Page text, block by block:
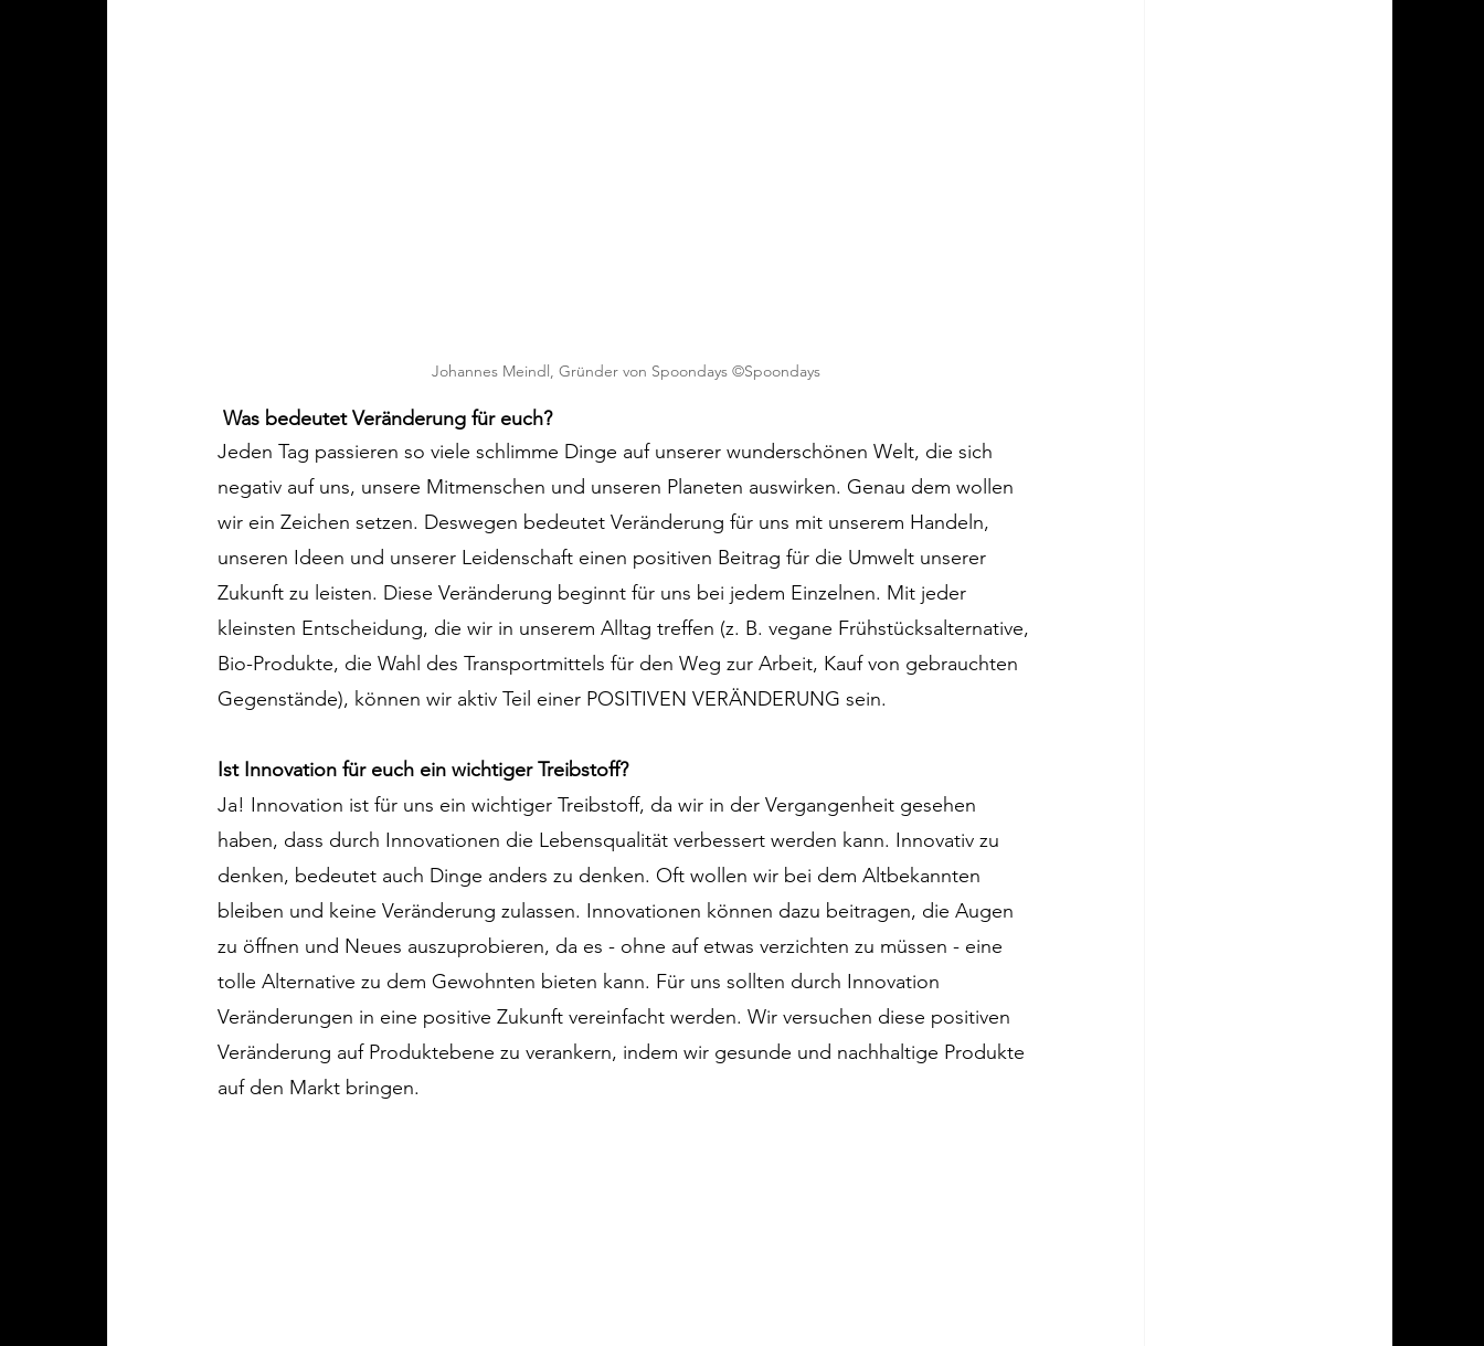
Johannes Meindl, Gründer von Spoondays ©Spoondays
Was bedeutet Veränderung für euch?
Jeden Tag passieren so viele schlimme Dinge auf unserer wunderschönen Welt, die sich
negativ auf uns, unsere Mitmenschen und unseren Planeten auswirken. Genau dem wollen
wir ein Zeichen setzen. Deswegen bedeutet Veränderung für uns mit unserem Handeln,
unseren Ideen und unserer Leidenschaft einen positiven Beitrag für die Umwelt unserer
Zukunft zu leisten. Diese Veränderung beginnt für uns bei jedem Einzelnen. Mit jeder
kleinsten Entscheidung, die wir in unserem Alltag treffen (z. B. vegane Frühstücksalternative,
Bio-Produkte, die Wahl des Transportmittels für den Weg zur Arbeit, Kauf von gebrauchten
Gegenstände), können wir aktiv Teil einer POSITIVEN VERÄNDERUNG sein.
Ist Innovation für euch ein wichtiger Treibstoff?
Ja! Innovation ist für uns ein wichtiger Treibstoff, da wir in der Vergangenheit gesehen
haben, dass durch Innovationen die Lebensqualität verbessert werden kann. Innovativ zu
denken, bedeutet auch Dinge anders zu denken. Oft wollen wir bei dem Altbekannten
bleiben und keine Veränderung zulassen. Innovationen können dazu beitragen, die Augen
zu öffnen und Neues auszuprobieren, da es - ohne auf etwas verzichten zu müssen - eine
tolle Alternative zu dem Gewohnten bieten kann. Für uns sollten durch Innovation
Veränderungen in eine positive Zukunft vereinfacht werden. Wir versuchen diese positiven
Veränderung auf Produktebene zu verankern, indem wir gesunde und nachhaltige Produkte
auf den Markt bringen.